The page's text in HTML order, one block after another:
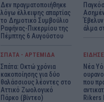
Δεν πραγματοποιήθηκε
λόγω έλλειψης απαρτίας
το Δημοτικό Συμβούλιο
Ραφήνας-Πικερμίου της
Πέμπτης 6 Αυγούστου
άλμα
ΣΠΑΤΑ - ΑΡΤΕΜΙΔΑ
Σπάτα: Οκτώ χρόνια
κακοποίησης για δύο
θαλάσσιους λέοντες στο
Αττικό Ζωολογικό
Πάρκο (βίντεο)
Νέα
που
Rikers